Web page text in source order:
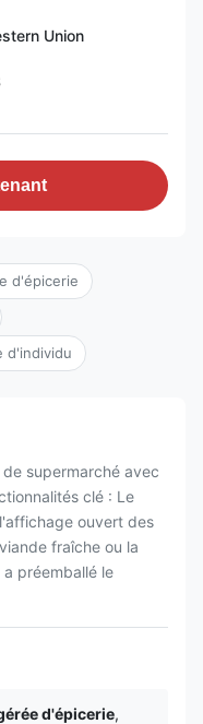
Union
d'épicerie
d'individu
supermarché avec
clé : Le
ouvert des
fraîche ou la
préemballé le
d'épicerie,